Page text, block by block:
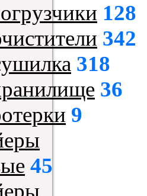
128
342
318
36
9
45